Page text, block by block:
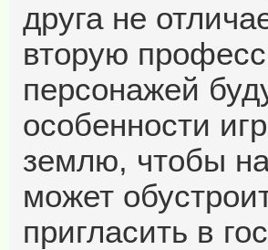
друга не
вторую
персонажей
особенности
землю, чтобы
может
пригласить в